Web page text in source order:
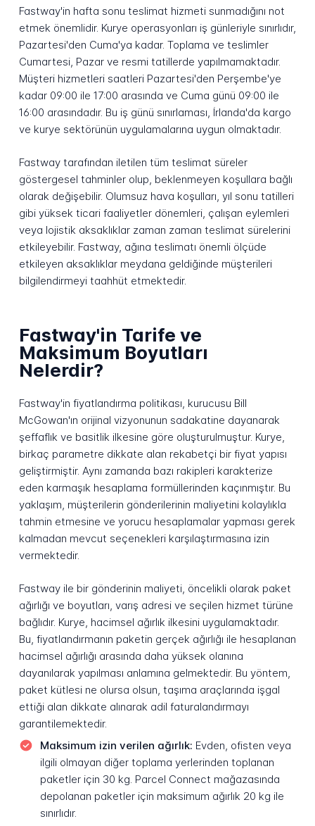
Fastway'in hafta sonu teslimat hizmeti sunmadığını not
etmek önemlidir. Kurye operasyonları iş günleriyle sınırlıdır,
Pazartesi'den Cuma'ya kadar. Toplama ve teslimler
Cumartesi, Pazar ve resmi tatillerde yapılmamaktadır.
Müşteri hizmetleri saatleri Pazartesi'den Perşembe'ye
kadar 09:00 ile 17:00 arasında ve Cuma günü 09:00 ile
16:00 arasındadır. Bu iş günü sınırlaması, İrlanda'da kargo
ve kurye sektörünün uygulamalarına uygun olmaktadır.
Fastway tarafından iletilen tüm teslimat süreler
göstergesel tahminler olup, beklenmeyen koşullara bağlı
olarak değişebilir. Olumsuz hava koşulları, yıl sonu tatilleri
gibi yüksek ticari faaliyetler dönemleri, çalışan eylemleri
veya lojistik aksaklıklar zaman zaman teslimat sürelerini
etkileyebilir. Fastway, ağına teslimatı önemli ölçüde
etkileyen aksaklıklar meydana geldiğinde müşterileri
bilgilendirmeyi taahhüt etmektedir.
Fastway'in Tarife ve
Maksimum Boyutları
Nelerdir?
Fastway'in fiyatlandırma politikası, kurucusu Bill
McGowan'ın orijinal vizyonunun sadakatine dayanarak
şeffaflık ve basitlik ilkesine göre oluşturulmuştur. Kurye,
birkaç parametre dikkate alan rekabetçi bir fiyat yapısı
geliştirmiştir. Aynı zamanda bazı rakipleri karakterize
eden karmaşık hesaplama formüllerinden kaçınmıştır. Bu
yaklaşım, müşterilerin gönderilerinin maliyetini kolaylıkla
tahmin etmesine ve yorucu hesaplamalar yapması gerek
kalmadan mevcut seçenekleri karşılaştırmasına izin
vermektedir.
Fastway ile bir gönderinin maliyeti, öncelikli olarak paket
ağırlığı ve boyutları, varış adresi ve seçilen hizmet türüne
bağlıdır. Kurye, hacimsel ağırlık ilkesini uygulamaktadır.
Bu, fiyatlandırmanın paketin gerçek ağırlığı ile hesaplanan
hacimsel ağırlığı arasında daha yüksek olanına
dayanılarak yapılması anlamına gelmektedir. Bu yöntem,
paket kütlesi ne olursa olsun, taşıma araçlarında işgal
ettiği alan dikkate alınarak adil faturalandırmayı
garantilemektedir.
Maksimum izin verilen ağırlık: Evden, ofisten veya
ilgili olmayan diğer toplama yerlerinden toplanan
paketler için 30 kg. Parcel Connect mağazasında
depolanan paketler için maksimum ağırlık 20 kg ile
sınırlıdır.